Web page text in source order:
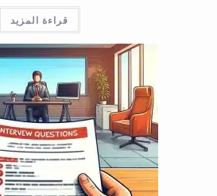
قراءة المزيد